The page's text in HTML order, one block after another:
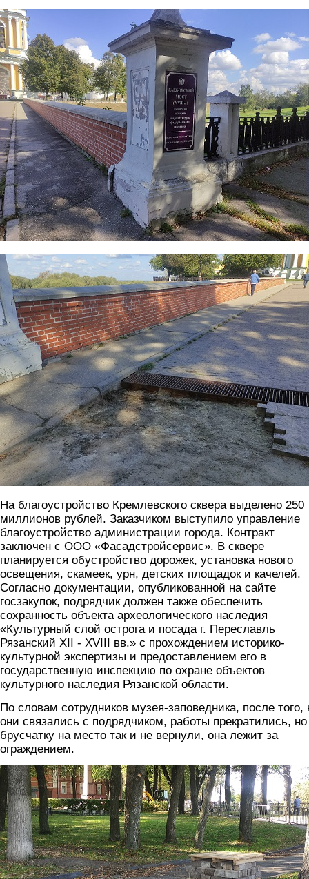
most3.jpg
most2.jpg
На благоустройство Кремлевского сквера выделено 250
миллионов рублей. Заказчиком выступило управление
благоустройство администрации города. Контракт
заключен с ООО «Фасадстройсервис». В сквере
планируется обустройство дорожек, установка нового
освещения, скамеек, урн, детских площадок и качелей.
Согласно документации, опубликованной на сайте
госзакупок, подрядчик должен также обеспечить
сохранность объекта археологического наследия
«Культурный слой острога и посада г. Переславль
Рязанский XII - XVIII вв.» с прохождением историко-
культурной экспертизы и предоставлением его в
государственную инспекцию по охране объектов
культурного наследия Рязанской области.
По словам сотрудников музея-заповедника, после того,
они связались с подрядчиком, работы прекратились, но
брусчатку на место так и не вернули, она лежит за
ограждением.
most4.jpg